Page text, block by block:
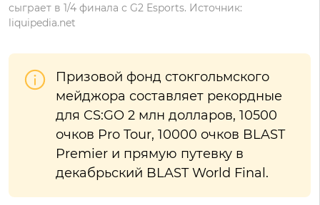
сыграет в 1/4 финала с G2 Esports. Источник:
liquipedia.net
Призовой фонд стокгольмского
мейджора составляет рекордные
для CS:GO 2 млн долларов, 10500
очков Pro Tour, 10000 очков BLAST
Premier и прямую путевку в
декабрьский BLAST World Final.